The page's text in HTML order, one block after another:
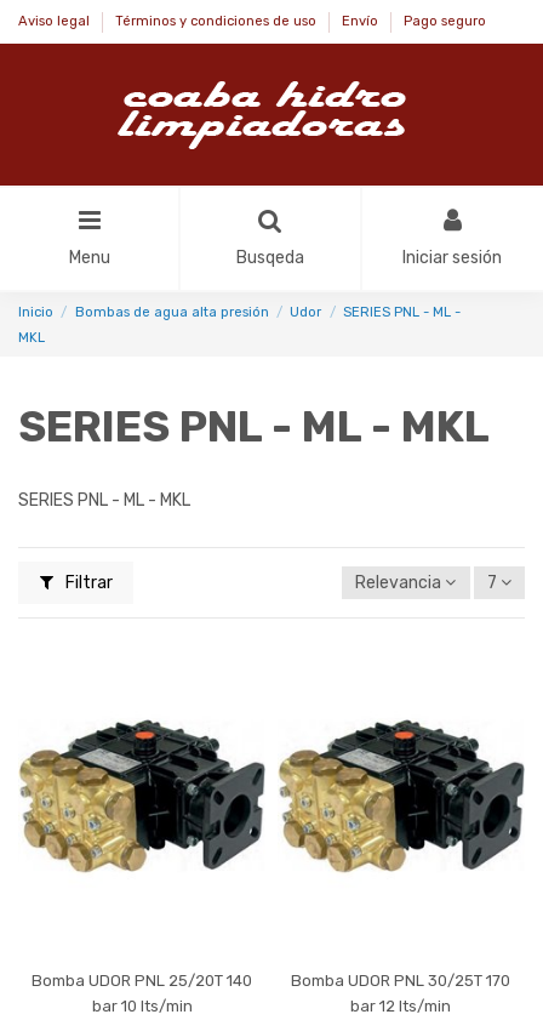
Aviso legal Términos y condiciones de uso Envío Pago seguro
Menu Busqeda Iniciar sesión
Inicio Bombas de agua alta presión Udor
SERIES PNL - ML -
MKL
SERIES PNL - ML - MKL
SERIES PNL - ML - MKL
Filtrar Relevancia 7
Bomba UDOR PNL 25/20T 140
bar 10 lts/min
Bomba UDOR PNL 30/25T 170
bar 12 lts/min